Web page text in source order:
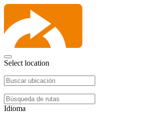
Select location
Idioma